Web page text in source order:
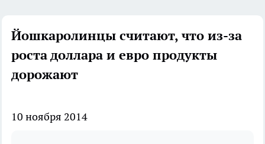
Йошкаролинцы считают, что из-за
роста доллара и евро продукты
дорожают
10 ноября 2014